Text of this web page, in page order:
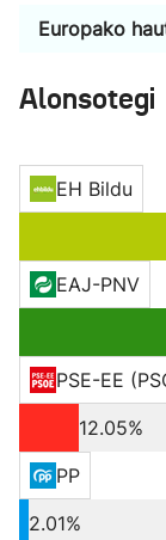
Europako
Alonsotegi
EH Bildu
EAJ-PNV
PSE-EE
12.05%
PP
2.01%